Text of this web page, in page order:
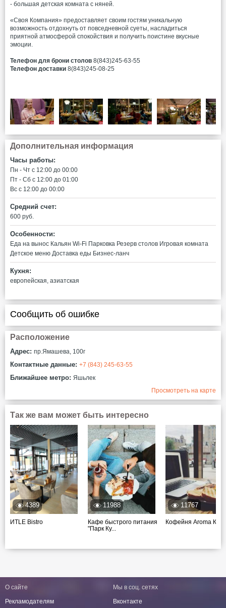
- большая детская комната с няней.
«Своя Компания» предоставляет своим гостям уникальную
возможность отдохнуть от повседневной суеты, насладиться
приятной атмосферой спокойствия и получить поистине вкусные
эмоции.
Телефон для брони столов 8(843)245-63-55
Телефон доставки 8(843)245-08-25
Дополнительная информация
Часы работы:
Пн - Чт c 12:00 до 00:00
Пт - Сб c 12:00 до 01:00
Вс c 12:00 до 00:00
Средний счет:
600 руб.
Особенности:
Еда на вынос Кальян Wi-Fi Парковка Резерв столов Игровая комната
Детское меню Доставка еды Бизнес-ланч
Кухня:
европейская, азиатская
Сообщить об ошибке
Расположение
Адрес: пр.Ямашева, 100г
Контактные данные: +7 (843) 245-63-55
Ближайшее метро: Яшьлек
Просмотреть на карте
Так же вам может быть интересно
4389
ИTLE Bistro
11988
Кафе быстрого питания
"Парк Ку...
11767
Кофейня Aroma
О сайте
Рекламодателям
Мы в соц. сетях
Вконтакте